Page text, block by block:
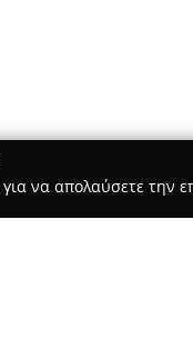
να απολαύσετε την